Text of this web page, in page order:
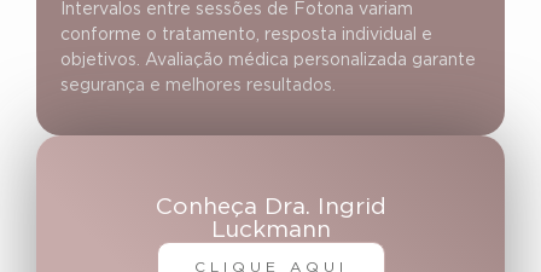
Intervalos entre sessões de Fotona variam
conforme o tratamento, resposta individual e
objetivos. Avaliação médica personalizada garante
segurança e melhores resultados.
Conheça Dra. Ingrid
Luckmann
CLIQUE AQUI